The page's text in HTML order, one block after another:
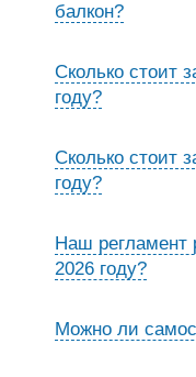
балкон?
Сколько стоит
году?
Сколько стоит
году?
Наш регламент
2026 году?
Можно ли